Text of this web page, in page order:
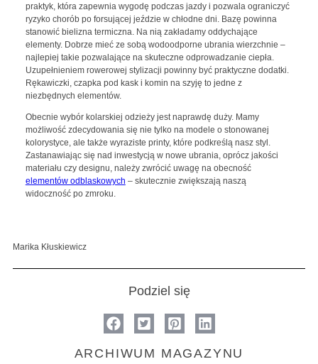
praktyk, która zapewnia wygodę podczas jazdy i pozwala ograniczyć
ryzyko chorób po forsującej jeździe w chłodne dni. Bazę powinna
stanowić bielizna termiczna. Na nią zakładamy oddychające
elementy. Dobrze mieć ze sobą wodoodporne ubrania wierzchnie –
najlepiej takie pozwalające na skuteczne odprowadzanie ciepła.
Uzupełnieniem rowerowej stylizacji powinny być praktyczne dodatki.
Rękawiczki, czapka pod kask i komin na szyję to jedne z
niezbędnych elementów.
Obecnie wybór kolarskiej odzieży jest naprawdę duży. Mamy
możliwość zdecydowania się nie tylko na modele o stonowanej
kolorystyce, ale także wyraziste printy, które podkreślą nasz styl.
Zastanawiając się nad inwestycją w nowe ubrania, oprócz jakości
materiału czy designu, należy zwrócić uwagę na obecność
elementów odblaskowych – skutecznie zwiększają naszą
widoczność po zmroku.
Marika Kłuskiewicz
Podziel się
ARCHIWUM MAGAZYNU